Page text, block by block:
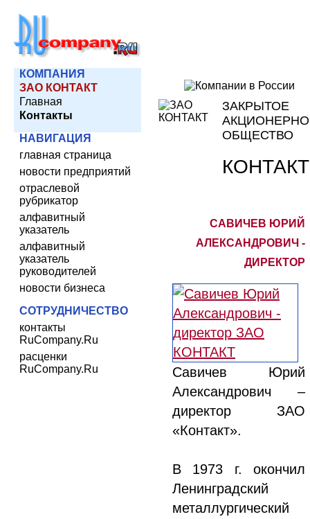
КОМПАНИЯ
ЗАО КОНТАКТ
Главная
Контакты
НАВИГАЦИЯ
главная страница
новости предприятий
отраслевой
рубрикатор
алфавитный
указатель
алфавитный
указатель
руководителей
новости бизнеса
СОТРУДНИЧЕСТВО
контакты
RuCompany.Ru
расценки
RuCompany.Ru
ЗАКРЫТОЕ
ОБЩЕСТВО
КОНТАКТ
САВИЧЕВ ЮРИЙ
АЛЕКСАНДРОВИЧ -
ДИРЕКТОР
Савичев Юрий
Александрович –
директор ЗАО
«Контакт».
В 1973 г. окончил
Ленинградский
металлургический